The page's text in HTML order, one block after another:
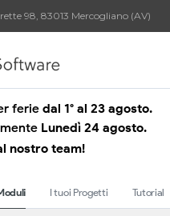
98, 83013 Mercogliano (AV)
ferie dal 1° al 23 agosto.
Lunedì 24 agosto.
nostro team!
I tuoi Progetti Tutorial